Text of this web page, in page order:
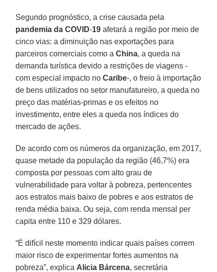
Segundo prognóstico, a crise causada pela
pandemia da COVID-19 afetará a região por meio de
cinco vias: a diminuição nas exportações para
parceiros comerciais como aChina, a queda na
demanda turística devido a restrições de viagens -
com especial impacto noCaribe-, o freio à importação
de bens utilizados no setor manufatureiro, a queda no
preço das matérias-primas e os efeitos no
investimento, entre eles a queda nos índices do
mercado de ações.
De acordo com os números da organização, em 2017,
quase metade da população da região (46,7%) era
composta por pessoas com alto grau de
vulnerabilidade para voltar à pobreza, pertencentes
aos estratos mais baixo de pobres e aos estratos de
renda média baixa. Ou seja, com renda mensal per
capita entre 110 e 329 dólares.
“É difícil neste momento indicar quais países correm
maior risco de experimentar fortes aumentos na
pobreza”, explica Alicia Bárcena, secretária